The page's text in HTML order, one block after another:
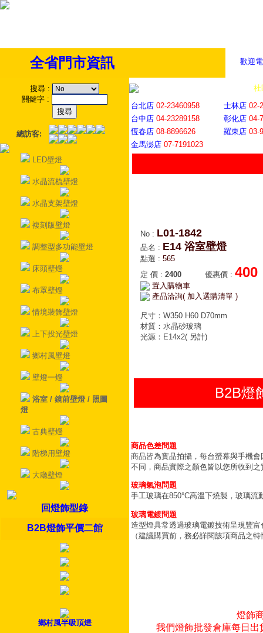
歡迎
全省門市資訊
搜尋 :
關鍵字 :
總訪客:
LED壁燈
水晶流梳壁燈
水晶支架壁燈
複刻版壁燈
調整型多功能壁燈
床頭壁燈
布罩壁燈
情境裝飾壁燈
上下投光壁燈
鄉村風壁燈
壁燈一燈
浴室 / 鏡前壁燈 / 照圖
燈
古典壁燈
階梯用壁燈
大廳壁燈
回燈飾型錄
B2B燈飾平價二館
鄉村風半吸頂燈
社
台北店 02-23460958 士林店 02-
台中店 04-23289158 彰化店 04-
恆春店 08-8896626 羅東店 03-
金馬澎店 07-7191023
No : L01-1842
品名 : E14 浴室壁燈
點選 : 565
定 價 : 2400 優惠價 : 400
置入購物車
產品洽詢( 加入選購清單 )
尺寸：W350 H60 D70mm
材質：水晶砂玻璃
光源：E14x2( 另計)
B2B燈
商品色差問題
商品皆為實品拍攝，每台螢幕與手機
不同，商品實際之顏色皆以您所收到之
玻璃氣泡問題
手工玻璃在850°C高溫下燒製，玻璃
玻璃電鍍問題
造型燈具常透過玻璃電鍍技術呈現豐
（建議購買前，務必詳閱該項商品之
燈飾
我們燈飾批發倉庫每日